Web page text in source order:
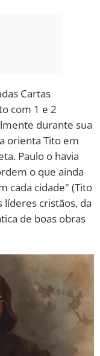
Cartas
com 1 e 2
durante sua
orienta Tito em
Paulo o havia
o que ainda
cada cidade" (Tito
líderes cristãos, da
de boas obras